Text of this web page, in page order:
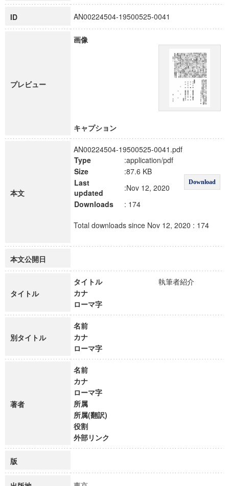
ID AN00224504-19500525-0041
プレビュー
画像
キャプション
本文
AN00224504-19500525-0041.pdf
Type
:application/pdf
Download
Size
:87.6 KB
Last
updated
:Nov 12, 2020
Downloads
: 174
Total downloads since Nov 12, 2020 : 174
本文公開日
タイトル
タイトル
執筆者紹介
カナ
ローマ字
別タイトル
名前
カナ
ローマ字
著者
名前
カナ
ローマ字
所属
所属(翻訳)
役割
外部リンク
版